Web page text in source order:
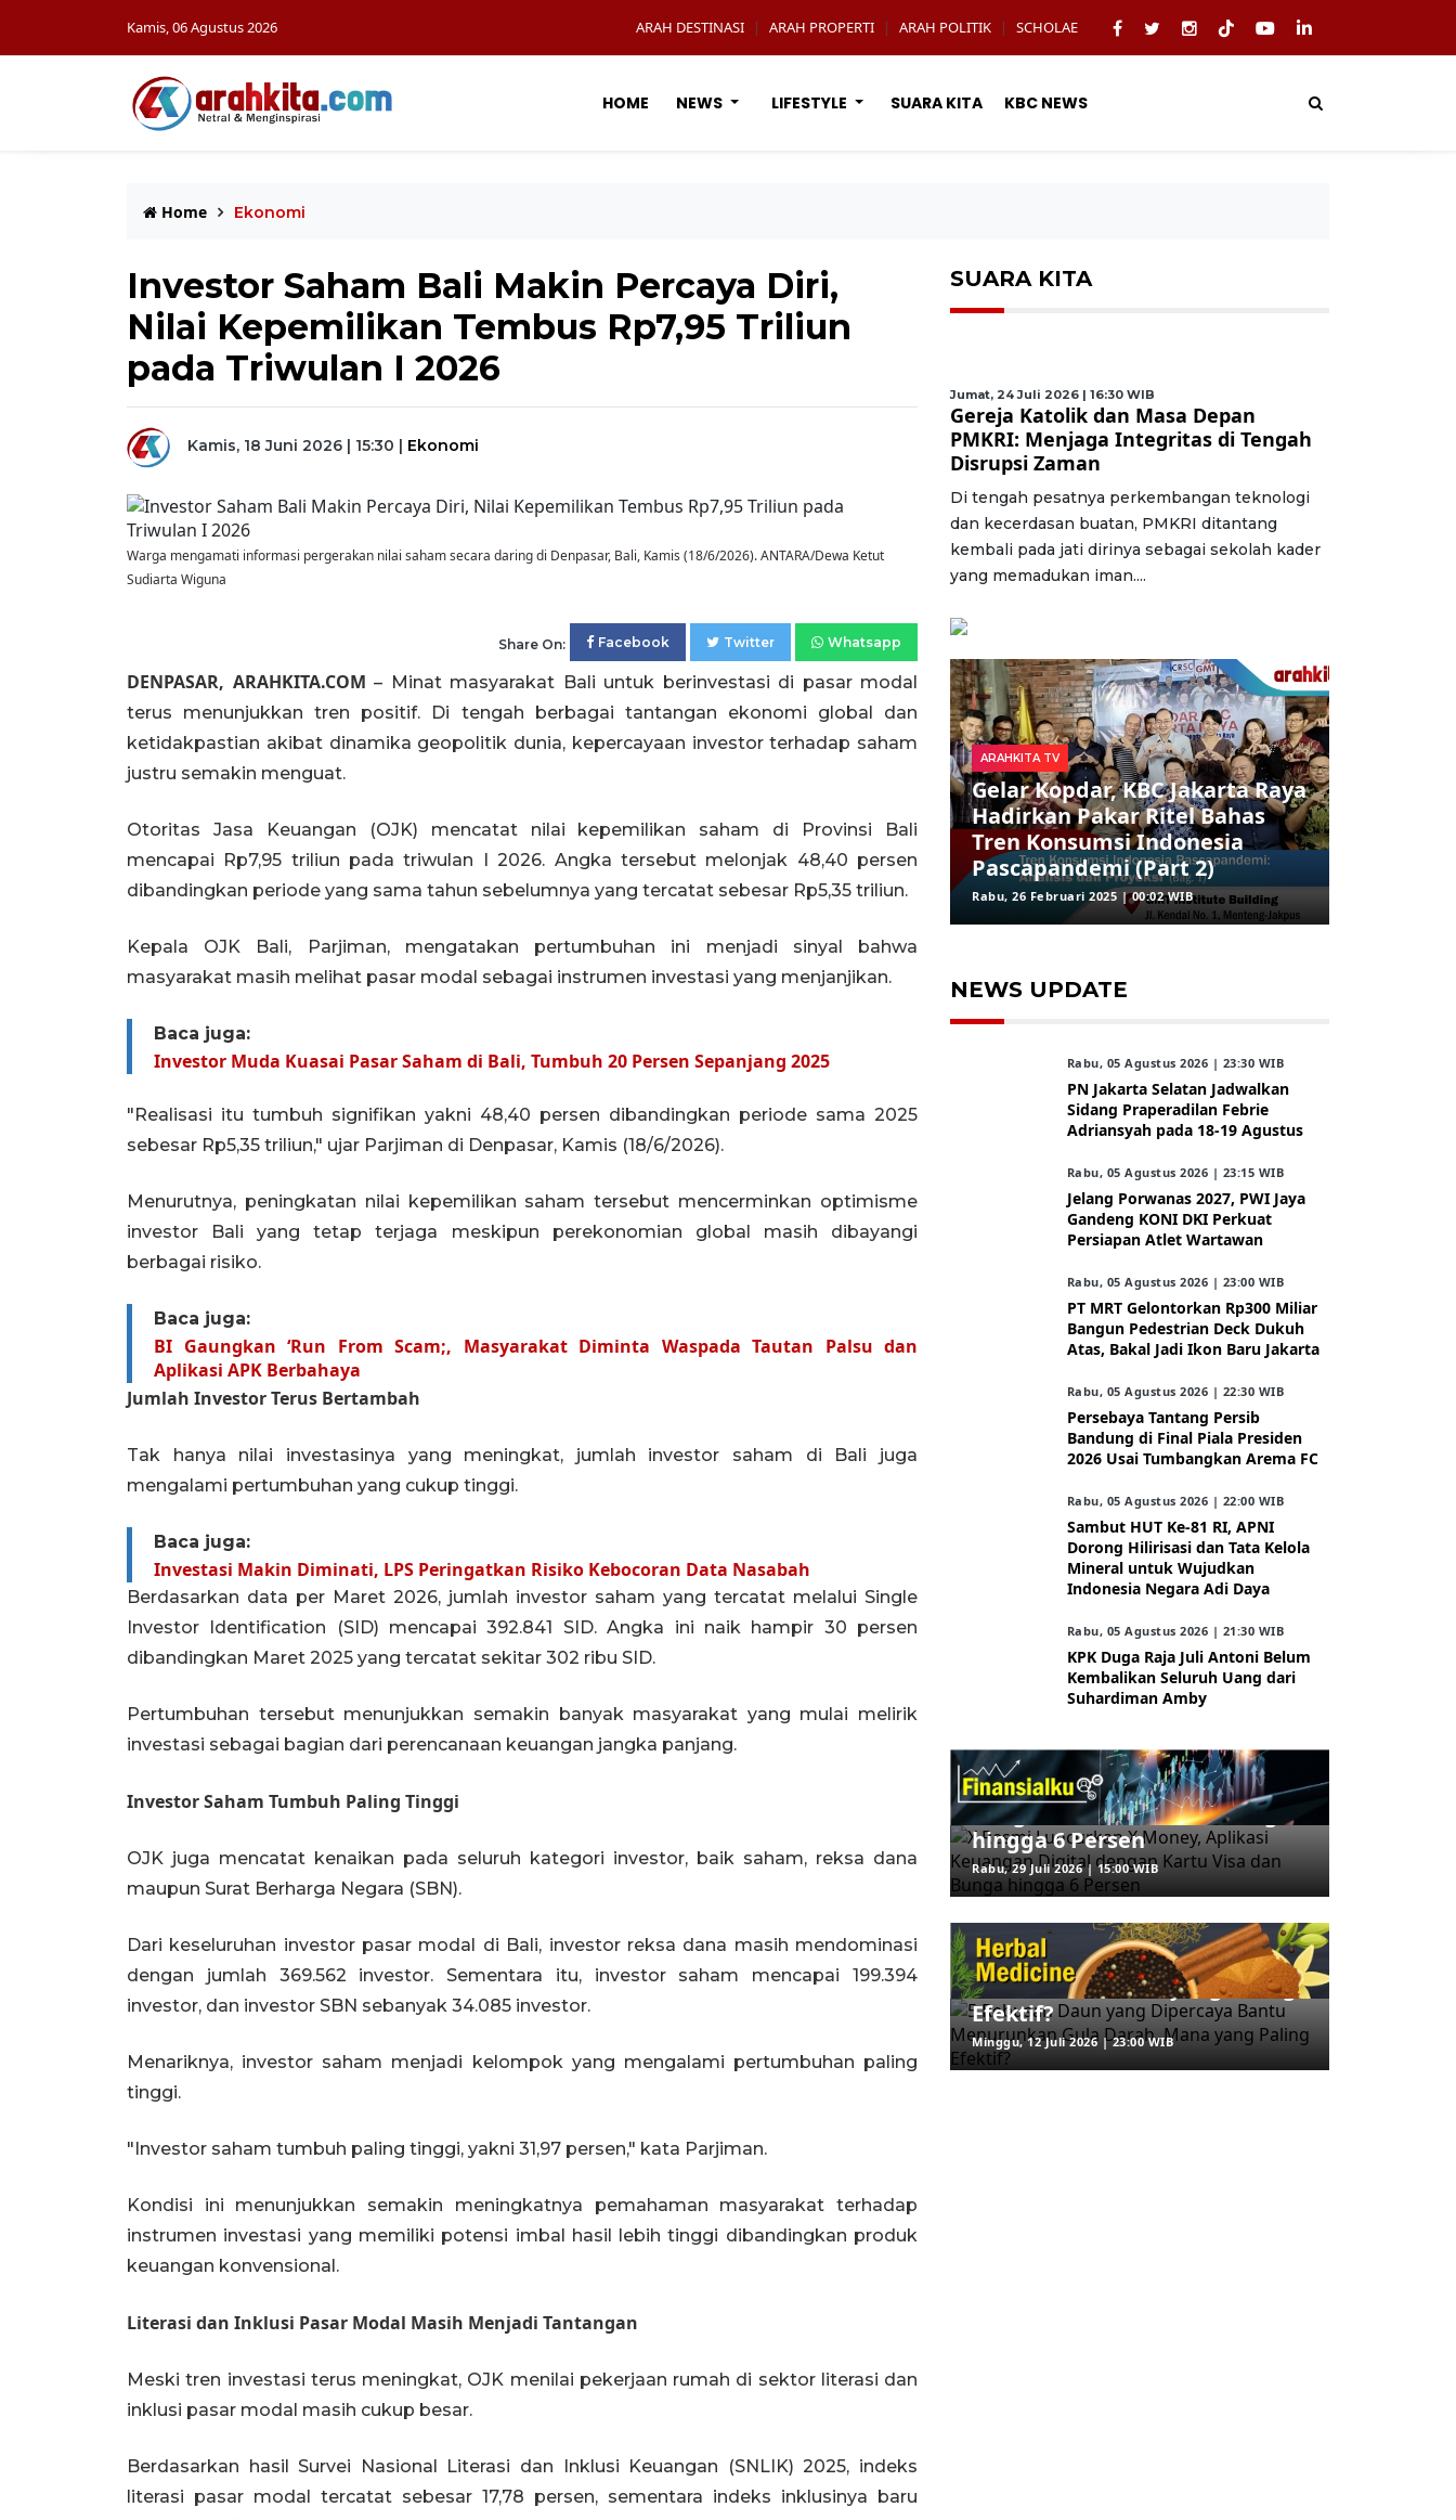
Kamis, 06 Agustus 2026 ARAH DESTINASI | ARAH PROPERTI | ARAH POLITIK | SCHOLAE
HOME NEWS LIFESTYLE SUARA KITA KBC NEWS
Home Ekonomi
Investor Saham Bali Makin Percaya Diri,
Nilai Kepemilikan Tembus Rp7,95 Triliun
pada Triwulan I 2026
Kamis, 18 Juni 2026 | 15:30 | Ekonomi
Warga mengamati informasi pergerakan nilai saham secara daring di Denpasar, Bali, Kamis (18/6/2026). ANTARA/Dewa Ketut
Sudiarta Wiguna
Share On: Facebook Twitter Whatsapp
DENPASAR, ARAHKITA.COM – Minat masyarakat Bali untuk berinvestasi di pasar modal
terus menunjukkan tren positif. Di tengah berbagai tantangan ekonomi global dan
ketidakpastian akibat dinamika geopolitik dunia, kepercayaan investor terhadap saham
justru semakin menguat.
Otoritas Jasa Keuangan (OJK) mencatat nilai kepemilikan saham di Provinsi Bali
mencapai Rp7,95 triliun pada triwulan I 2026. Angka tersebut melonjak 48,40 persen
dibandingkan periode yang sama tahun sebelumnya yang tercatat sebesar Rp5,35 triliun.
Kepala OJK Bali, Parjiman, mengatakan pertumbuhan ini menjadi sinyal bahwa
masyarakat masih melihat pasar modal sebagai instrumen investasi yang menjanjikan.
Baca juga:
Investor Muda Kuasai Pasar Saham di Bali, Tumbuh 20 Persen Sepanjang 2025
"Realisasi itu tumbuh signifikan yakni 48,40 persen dibandingkan periode sama 2025
sebesar Rp5,35 triliun," ujar Parjiman di Denpasar, Kamis (18/6/2026).
Menurutnya, peningkatan nilai kepemilikan saham tersebut mencerminkan optimisme
investor Bali yang tetap terjaga meskipun perekonomian global masih dibayangi
berbagai risiko.
Baca juga:
BI Gaungkan ‘Run From Scam;, Masyarakat Diminta Waspada Tautan Palsu dan
Aplikasi APK Berbahaya
Jumlah Investor Terus Bertambah
Tak hanya nilai investasinya yang meningkat, jumlah investor saham di Bali juga
mengalami pertumbuhan yang cukup tinggi.
Baca juga:
Investasi Makin Diminati, LPS Peringatkan Risiko Kebocoran Data Nasabah
Berdasarkan data per Maret 2026, jumlah investor saham yang tercatat melalui Single
Investor Identification (SID) mencapai 392.841 SID. Angka ini naik hampir 30 persen
dibandingkan Maret 2025 yang tercatat sekitar 302 ribu SID.
Pertumbuhan tersebut menunjukkan semakin banyak masyarakat yang mulai melirik
investasi sebagai bagian dari perencanaan keuangan jangka panjang.
Investor Saham Tumbuh Paling Tinggi
OJK juga mencatat kenaikan pada seluruh kategori investor, baik saham, reksa dana
maupun Surat Berharga Negara (SBN).
Dari keseluruhan investor pasar modal di Bali, investor reksa dana masih mendominasi
dengan jumlah 369.562 investor. Sementara itu, investor saham mencapai 199.394
investor, dan investor SBN sebanyak 34.085 investor.
Menariknya, investor saham menjadi kelompok yang mengalami pertumbuhan paling
tinggi.
"Investor saham tumbuh paling tinggi, yakni 31,97 persen," kata Parjiman.
Kondisi ini menunjukkan semakin meningkatnya pemahaman masyarakat terhadap
instrumen investasi yang memiliki potensi imbal hasil lebih tinggi dibandingkan produk
keuangan konvensional.
Literasi dan Inklusi Pasar Modal Masih Menjadi Tantangan
Meski tren investasi terus meningkat, OJK menilai pekerjaan rumah di sektor literasi dan
inklusi pasar modal masih cukup besar.
Berdasarkan hasil Survei Nasional Literasi dan Inklusi Keuangan (SNLIK) 2025, indeks
literasi pasar modal tercatat sebesar 17,78 persen, sementara indeks inklusinya baru
SUARA KITA
Jumat, 24 Juli 2026 | 16:30 WIB
Gereja Katolik dan Masa Depan
PMKRI: Menjaga Integritas di Tengah
Disrupsi Zaman
Di tengah pesatnya perkembangan teknologi
dan kecerdasan buatan, PMKRI ditantang
kembali pada jati dirinya sebagai sekolah kader
yang memadukan iman....
ARAHKITA TV
Gelar Kopdar, KBC Jakarta Raya
Hadirkan Pakar Ritel Bahas
Tren Konsumsi Indonesia
Pascapandemi (Part 2)
Rabu, 26 Februari 2025 | 00:02 WIB
NEWS UPDATE
Rabu, 05 Agustus 2026 | 23:30 WIB
PN Jakarta Selatan Jadwalkan
Sidang Praperadilan Febrie
Adriansyah pada 18-19 Agustus
Rabu, 05 Agustus 2026 | 23:15 WIB
Jelang Porwanas 2027, PWI Jaya
Gandeng KONI DKI Perkuat
Persiapan Atlet Wartawan
Rabu, 05 Agustus 2026 | 23:00 WIB
PT MRT Gelontorkan Rp300 Miliar
Bangun Pedestrian Deck Dukuh
Atas, Bakal Jadi Ikon Baru Jakarta
Rabu, 05 Agustus 2026 | 22:30 WIB
Persebaya Tantang Persib
Bandung di Final Piala Presiden
2026 Usai Tumbangkan Arema FC
Rabu, 05 Agustus 2026 | 22:00 WIB
Sambut HUT Ke-81 RI, APNI
Dorong Hilirisasi dan Tata Kelola
Mineral untuk Wujudkan
Indonesia Negara Adi Daya
Rabu, 05 Agustus 2026 | 21:30 WIB
KPK Duga Raja Juli Antoni Belum
Kembalikan Seluruh Uang dari
Suhardiman Amby
X Resmi Luncurkan X Money,
Aplikasi Keuangan Digital
dengan Kartu Visa dan Bunga
hingga 6 Persen
Rabu, 29 Juli 2026 | 15:00 WIB
5 Rebusan Daun yang
Dipercaya Bantu Menurunkan
Gula Darah, Mana yang Paling
Efektif?
Minggu, 12 Juli 2026 | 23:00 WIB